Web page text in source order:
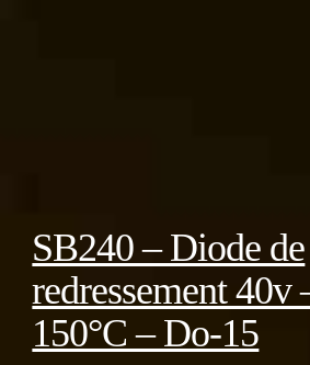
SB240 – Diode de
redressement 40v
150°C – Do-15